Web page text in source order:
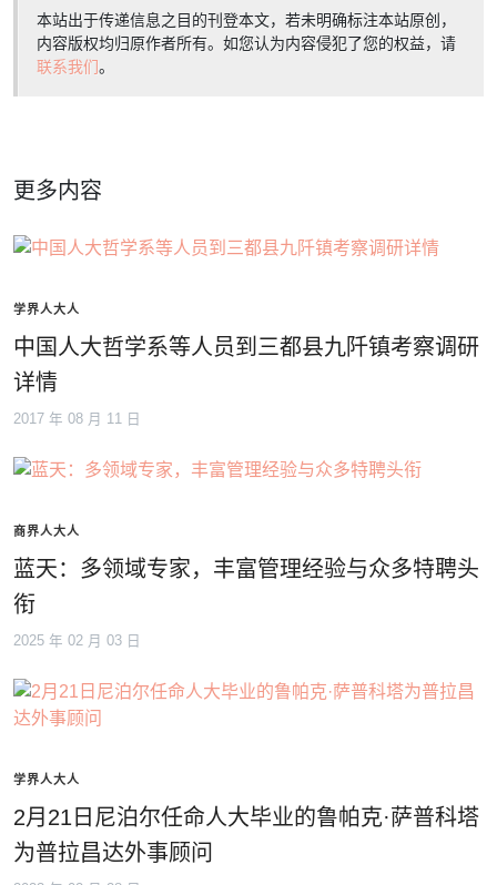
本站出于传递信息之目的刊登本文，若未明确标注本站原创，
内容版权均归原作者所有。如您认为内容侵犯了您的权益，请
联系我们。
更多内容
学界人大人
中国人大哲学系等人员到三都县九阡镇考察调研
详情
2017 年 08 月 11 日
商界人大人
蓝天：多领域专家，丰富管理经验与众多特聘头
衔
2025 年 02 月 03 日
学界人大人
2月21日尼泊尔任命人大毕业的鲁帕克·萨普科塔
为普拉昌达外事顾问